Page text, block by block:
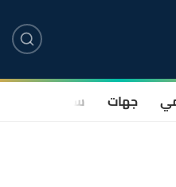
جهات سياسة